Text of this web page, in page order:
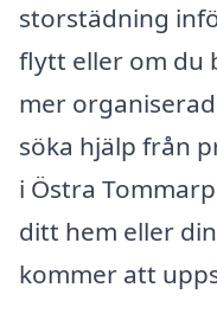
storstädning
flytt eller om du
mer
söka hjälp från
i Östra
ditt hem eller
kommer att